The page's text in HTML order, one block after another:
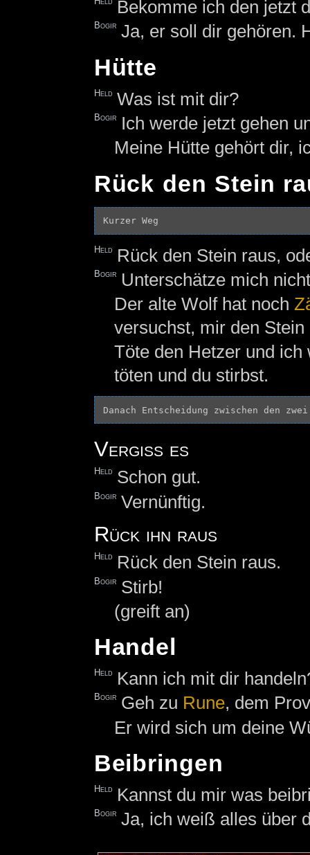
Bekomme ich den jetzt
Bogir Ja, er soll dir gehören.
Hütte
Held Was ist mit dir?
Bogir
Ich werde jetzt gehen
Meine Hütte gehört dir,
Rück den Stein
Held Rück den Stein raus,
Bogir
Unterschätze mich
Der alte Wolf hat noch
versuchst, mir den
Töte den Hetzer und
töten und du stirbst.
Vergiss es
Held Schon gut.
Bogir Vernünftig.
Rück ihn raus
Held Rück den Stein raus.
Bogir Stirb!
(greift an)
Handel
Held Kann ich mit dir
Bogir Geh zu Rune, dem
Er wird sich um deine
Beibringen
Held Kannst du mir was
Bogir Ja, ich weiß alles über